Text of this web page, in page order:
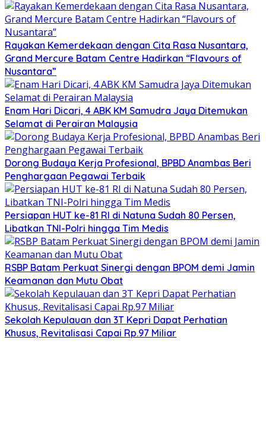
Rayakan Kemerdekaan dengan Cita Rasa Nusantara,
Grand Mercure Batam Centre Hadirkan “Flavours of
Nusantara”
Enam Hari Dicari, 4 ABK KM Samudra Jaya Ditemukan
Selamat di Perairan Malaysia
Dorong Budaya Kerja Profesional, BPBD Anambas Beri
Penghargaan Pegawai Terbaik
Persiapan HUT ke-81 RI di Natuna Sudah 80 Persen,
Libatkan TNI-Polri hingga Tim Medis
RSBP Batam Perkuat Sinergi dengan BPOM demi Jamin
Keamanan dan Mutu Obat
Sekolah Kepulauan dan 3T Kepri Dapat Perhatian
Khusus, Revitalisasi Capai Rp.97 Miliar